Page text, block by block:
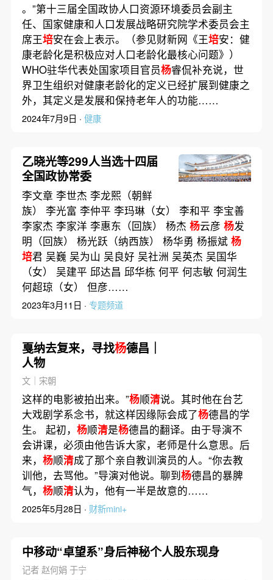
。”第十三届全国政协人口资源环境委员会副主
任、国家健康和人口发展战略研究院学术委员会主
席王培安在会上表示。（参见财新网《王培安：健
康老龄化是积极应对人口老龄化最核心问题》）
WHO驻华代表处国家项目官员杨睿侃补充说，世
界卫生组织对健康老龄化的定义已经扩展到健康之
外，其定义是发展和保持老年人的功能……
2024年7月9日 · 健康
乙晓光等299人当选十四届
全国政协常委
李文章 李世杰 李龙熙（朝鲜
族） 李光富 李仲平 李玛琳（女） 李和平 李宝善
李家杰 李家洋 李惠东（回族） 杨杰 杨云彦 杨发
明（回族） 杨光跃（纳西族） 杨华勇 杨振斌 杨
培君 吴巍 吴为山 吴良好 吴社洲 吴英杰 吴国华
（女） 吴建平 邱达昌 邱华栋 何平 何志敏 何润生
何超琼（女） 但彦……
2023年3月11日 · 专题频道
戛纳去复来，寻找杨德昌｜
人物
文｜宋朝
这样的电影被拍出来。”杨顺清说。其时他在台艺
大戏剧学系念书，就这样因缘际会成了杨德昌的学
生。 起初， 杨顺清是杨德昌的翻译。由于导演不
会讲课，必须由他告诉大家，老师是什么意思。后
来， 杨顺清成了那个亲自教训演员的人。“你去教
训他，去骂他。”导演对他说。聊到杨德昌的暴脾
气， 杨顺清认为，他有一半是故意的……
2025年5月28日 · 财新mini+
中移动“卓望系”身后神秘个人股东现身
记者 赵何娟 于宁